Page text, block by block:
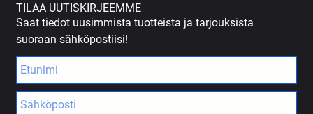
TILAA UUTISKIRJEEMME
Saat tiedot uusimmista tuotteista ja tarjouksista
suoraan sähköpostiisi!